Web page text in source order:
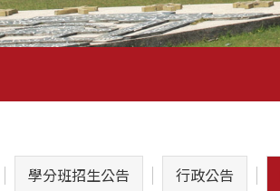
學分班招生公告 行政公告